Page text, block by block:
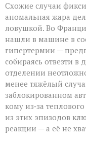
Схожие случаи
аномальная жара
ловушкой. Во
нашли в машине в
гипертермии —
собираясь отвезти в
отделении
менее тяжёлый
заблокированном
кому из‑за
из этих эпизодов
реакции — а её не